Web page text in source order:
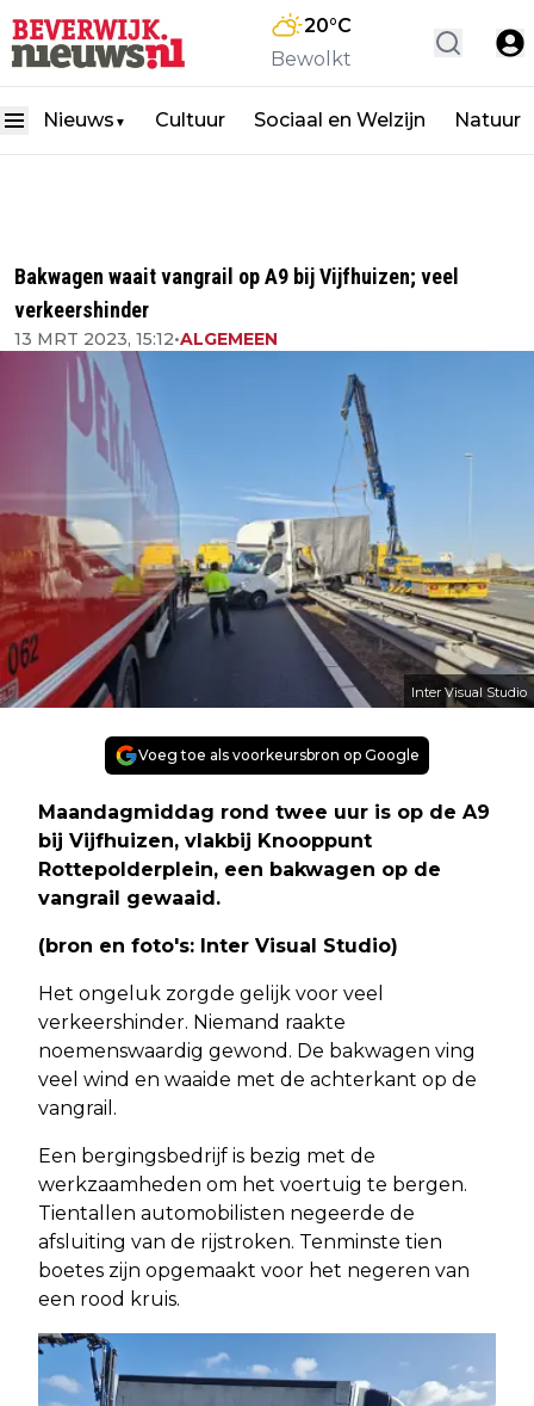
20°C
Bewolkt
Nieuws ▼ Cultuur Sociaal en Welzijn Natuur
Bakwagen waait vangrail op A9 bij Vijfhuizen; veel
verkeershinder
13 MRT 2023, 15:12•ALGEMEEN
Inter Visual Studio
Voeg toe als voorkeursbron op Google
Maandagmiddag rond twee uur is op de A9
bij Vijfhuizen, vlakbij Knooppunt
Rottepolderplein, een bakwagen op de
vangrail gewaaid.
(bron en foto's: Inter Visual Studio)
Het ongeluk zorgde gelijk voor veel
verkeershinder. Niemand raakte
noemenswaardig gewond. De bakwagen ving
veel wind en waaide met de achterkant op de
vangrail.
Een bergingsbedrijf is bezig met de
werkzaamheden om het voertuig te bergen.
Tientallen automobilisten negeerde de
afsluiting van de rijstroken. Tenminste tien
boetes zijn opgemaakt voor het negeren van
een rood kruis.